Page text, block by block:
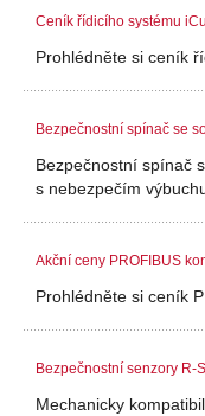
Ceník řídicího systému
Prohlédněte si ceník
Bezpečnostní spínač se
Bezpečnostní spínač
s nebezpečím
Akční ceny PROFIBUS
Prohlédněte si ceník
Bezpečnostní senzory R-
Mechanicky